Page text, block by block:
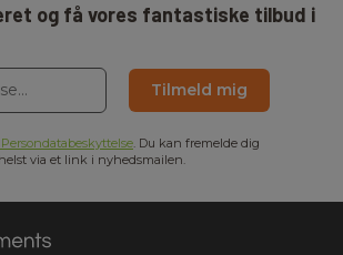
og få vores fantastiske tilbud i
Tilmeld mig
. Du kan fremelde dig
via et link i nyhedsmailen.